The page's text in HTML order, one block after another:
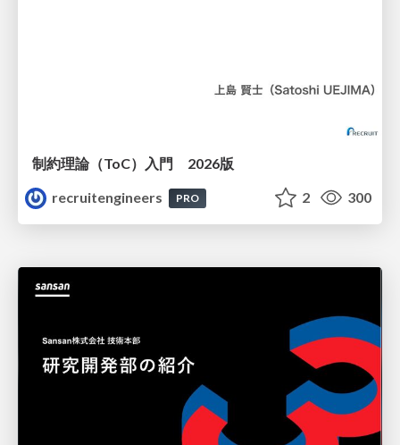
制約理論（ToC）入門 2026版
recruitengineers
PRO 2 300